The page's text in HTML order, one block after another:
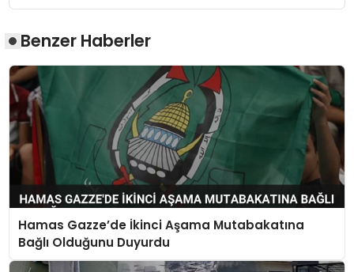
Benzer Haberler
Hamas Gazze’de İkinci Aşama Mutabakatına
Bağlı Olduğunu Duyurdu